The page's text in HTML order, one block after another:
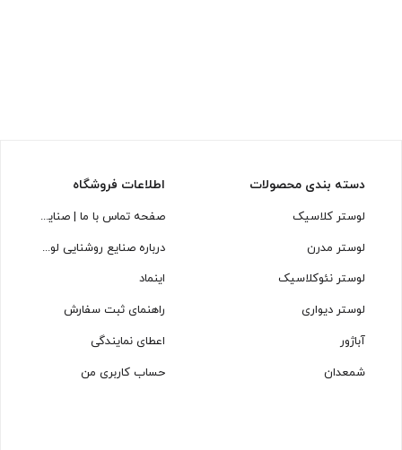
دسته بندی محصولات
لوستر کلاسیک
لوستر مدرن
لوستر نئوکلاسیک
لوستر دیواری
آباژور
شمعدان
اطلاعات فروشگاه
صفحه تماس با ما | صنایع روشنایی لوسترسازان
درباره صنایع روشنایی لوسترسازان
اینماد
راهنمای ثبت سفارش
اعطای نمایندگی
حساب کاربری من